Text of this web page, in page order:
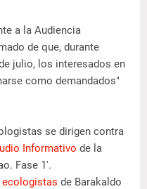
a la Audiencia
de que, durante
julio, los interesados en
como demandados"
se dirigen contra
Informativo de la
Fase 1'.
ecologistas de Barakaldo